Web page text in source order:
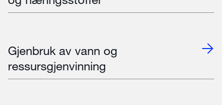
Gjenbruk av vann og
ressursgjenvinning